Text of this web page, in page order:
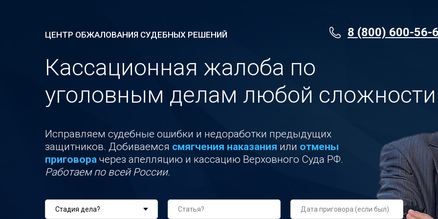
Кассационная жалоба по
уголовным делам любой сложности
Исправляем судебные ошибки и недоработки предыдущих
защитников. Добиваемся смягчения наказания или отмены
приговора через апелляцию и кассацию Верховного Суда РФ.
Работаем по всей России.
ЦЕНТР ОБЖАЛОВАНИЯ СУДЕБНЫХ РЕШЕНИЙ 8 (800) 600-56-